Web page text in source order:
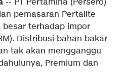
-- PT Pertamina (Persero)
pemasaran Pertalite
terhadap impor
Distribusi bahan bakar
tak akan mengganggu
Premium dan